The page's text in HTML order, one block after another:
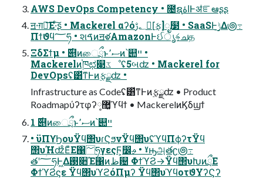
AWS DevOps Competency • ೔ຊاۀͰॳೝఆʂʂ
ॻ੶ग़൛͞Ε·ͨ͠ʂ • Mackerel αʔό؂ࢹ[࣮ફ]ೖ໳ • SaaSͰ࣮ݱ͢Δ౷߹
Πϯϑϥ؅ཧ • શࠃͷॻళAmazonͰઈࢍൃചத
ΞδΣϯμ • ࣌୅ͷைྲྀͱސ٬ͷ՝୊ײ •
Mackerelͷ֓ཁಛ௃ػೳʢ5બʣ • Mackerel for
DevOpsʢ͸ͯͳͰͷ࣮ફྫʣ •
Infrastructure as Codeʢ͸ͯͳͰͷ࣮ફྫʣ • Product
Roadmapύʔτφʔ༷޲͚ϓϥϯ • MackerelͷϏδϣϯ
1 ࣌୅ͷைྲྀͱސ٬ͷ՝୊ײ
• ϋΠϒϦουΫϥ΢υɾϚϧνΫϥ΢υʢϓϥΠϕʔτΫϥ
΢υؚΉʣͦΕͧΕ΁؅ཧγεςϜ͕෼ࢄ • ˠԣஅతʗ౷߹
తʹ؅ཧͰ͖Δ࢓૊Έ΁ͷظ଴ ΦϯϓϨ→Ϋϥ΢υԽͷྲྀΕ
ΦϯϓϨϛε Ϋϥ΢υϓϩόΠμʔ Ϋϥ΢υϓϥοτϑΥʔϚʔ